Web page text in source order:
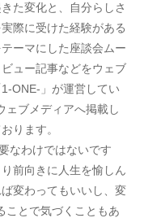
た変化と、自分らしさ
際に受けた経験がある
ーマにした座談会ムー
ュー記事などをウェブ
ONE-」が運営してい
ェブメディアへ掲載し
ります。
なわけではないです
前向きに人生を愉しん
変わってもいいし、変
ことで気づくこともあ